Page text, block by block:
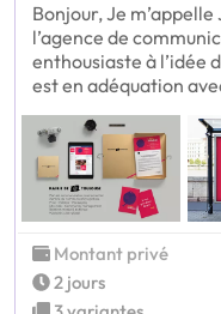
Bonjour, Je
l’agence de
enthousiaste à l’idée
est en adéquation
Montant privé
2 jours